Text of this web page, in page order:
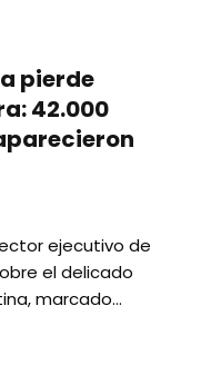
pierde
42.000
ejecutivo de
el delicado
marcado…